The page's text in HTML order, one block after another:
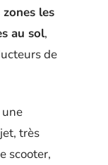
les
au sol,
de
très
scooter,